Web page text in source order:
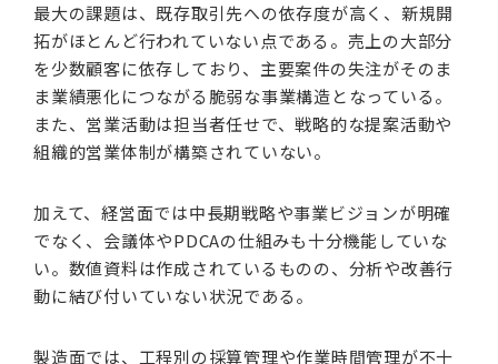
最大の課題は、既存取引先への依存度が高く、新規開
拓がほとんど行われていない点である。売上の大部分
を少数顧客に依存しており、主要案件の失注がそのま
ま業績悪化につながる脆弱な事業構造となっている。
また、営業活動は担当者任せで、戦略的な提案活動や
組織的営業体制が構築されていない。
加えて、経営面では中長期戦略や事業ビジョンが明確
でなく、会議体やPDCAの仕組みも十分機能していな
い。数値資料は作成されているものの、分析や改善行
動に結び付いていない状況である。
製造面では、工程別の採算管理や作業時間管理が不十